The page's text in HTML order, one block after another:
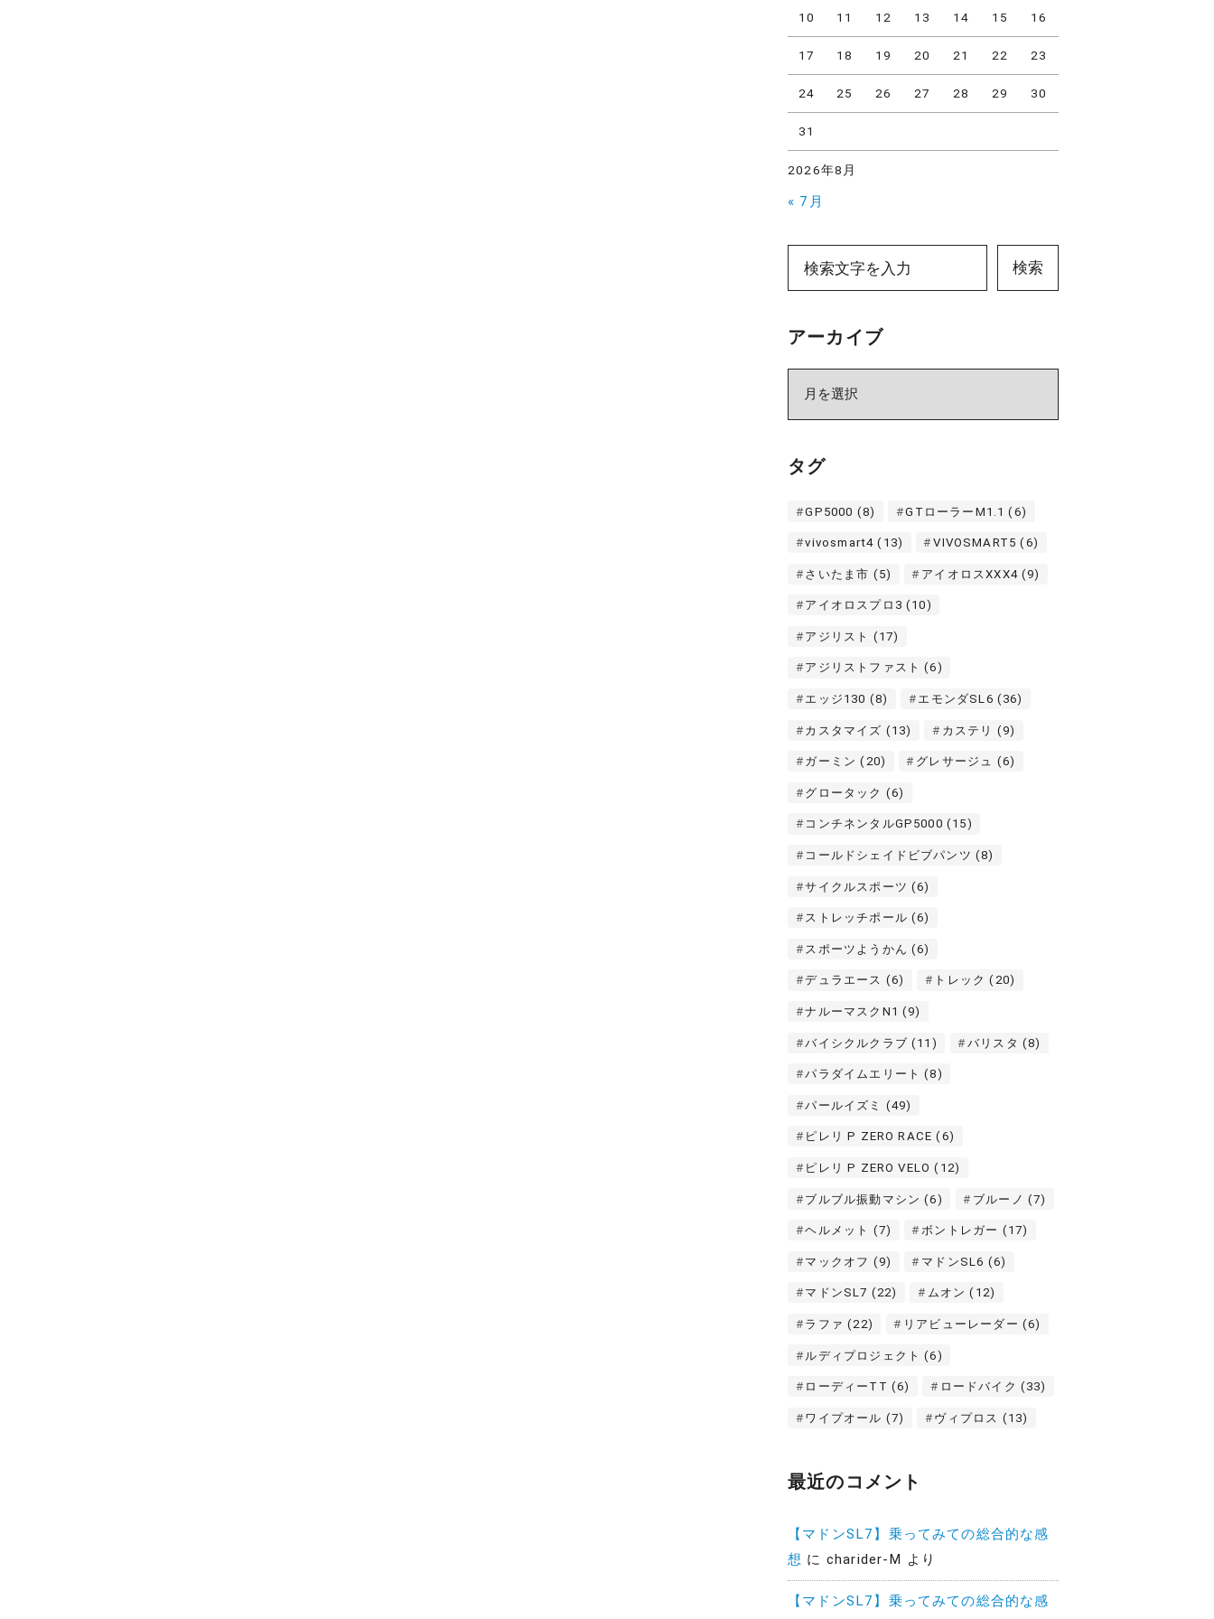
2026年8月
10 11 12 13 14 15 16
17 18 19 20 21 22 23
24 25 26 27 28 29 30
31
« 7月
検索
アーカイブ
イ
タグ
GP5000 (8) GTローラーM1.1 (6)
vivosmart4 (13) VIVOSMART5 (6)
さいたま市 (5) アイオロスXXX4(9)
アイオロスプロ3 (10)
アジリスト (17)
アジリストファスト (6)
エッジ130 (8) エモンダSL6 (36)
カスタマイズ (13) カステリ (9)
ガーミン (20) グレサージュ (6)
グロータック (6)
コンチネンタルGP5000 (15)
コールドシェイドビブパンツ (8)
サイクルスポーツ (6)
ストレッチポール (6)
スポーツようかん (6)
デュラエース (6) トレック (20)
ナルーマスクN1 (9)
バイシクルクラブ (11) バリスタ (8)
パラダイムエリート (8)
パールイズミ (49)
ピレリ P ZERO RACE (6)
ピレリ P ZERO VELO (12)
ブルブル振動マシン (6) ブルーノ (7)
ヘルメット (7) ボントレガー (17)
マックオフ (9) マドンSL6 (6)
マドンSL7 (22) ムオン (12)
ラファ (22) リアビューレーダー (6)
ルディプロジェクト (6)
ローディーTT (6) ロードバイク (33)
ワイプオール (7) ヴィプロス (13)
最近のコメント
【マドンSL7】乗ってみての総合的な感
想 に charider-M より
【マドンSL7】乗ってみての総合的な感